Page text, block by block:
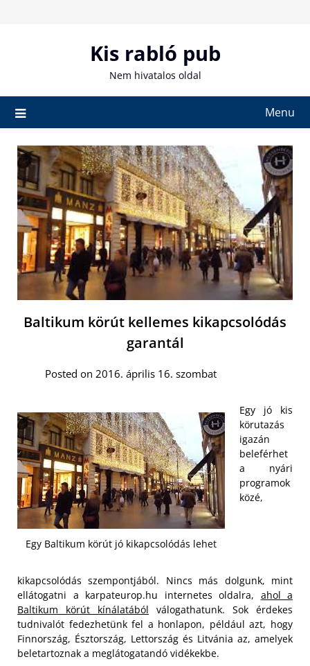
Kis rabló pub
Nem hivatalos oldal
Menu
Baltikum körút kellemes kikapcsolódás
garantál
Posted on 2016. április 16. szombat
Egy Baltikum körút jó kikapcsolódás lehet
Egy jó kis
körutazás
igazán
beleférhet
a nyári
programok
közé,
kikapcsolódás szempontjából. Nincs más dolgunk, mint
ellátogatni a karpateurop.hu internetes oldalra, ahol a
Baltikum körút kínálatából válogathatunk. Sok érdekes
tudnivalót fedezhetünk fel a honlapon, például azt, hogy
Finnország, Észtország, Lettország és Litvánia az, amelyek
beletartoznak a meglátogatandó vidékekbe.